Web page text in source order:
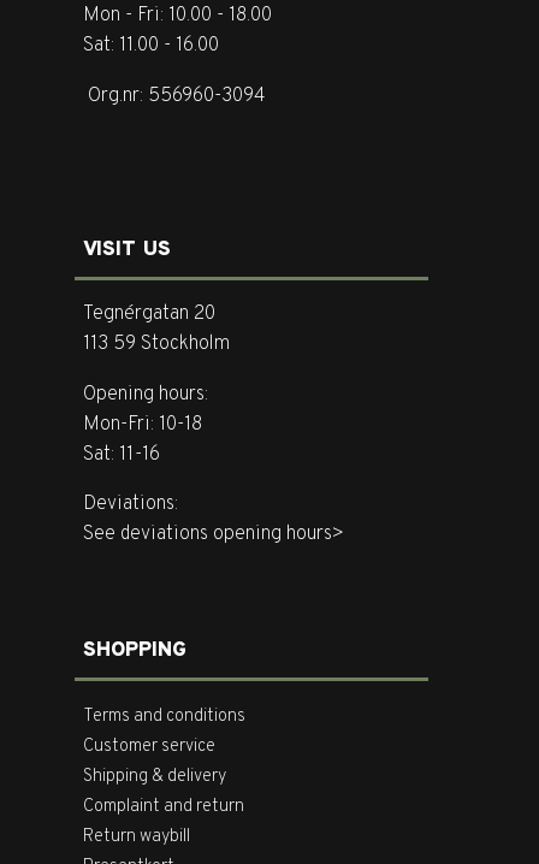
Mon - Fri: 10.00 - 18.00
Sat: 11.00 - 16.00
Org.nr: 556960-3094
VISIT US
Tegnérgatan 20
113 59 Stockholm
Opening hours:
Mon-Fri: 10-18
Sat: 11-16
Deviations:
See deviations opening hours>
SHOPPING
Terms and conditions
Customer service
Shipping & delivery
Complaint and return
Return waybill